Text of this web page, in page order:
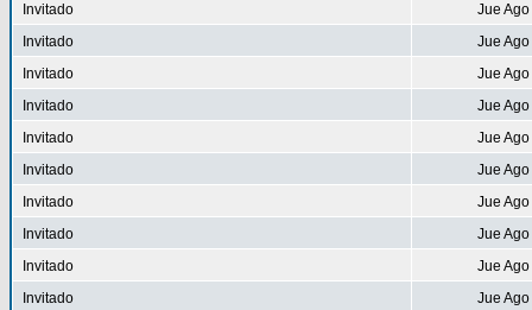
Invitado
Jue
Invitado
Jue
Invitado
Jue
Invitado
Jue
Invitado
Jue
Invitado
Jue
Invitado
Jue
Invitado
Jue
Invitado
Jue
Invitado
Jue